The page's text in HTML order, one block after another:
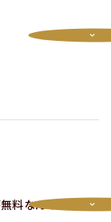
とは可能です。
料なんですか？